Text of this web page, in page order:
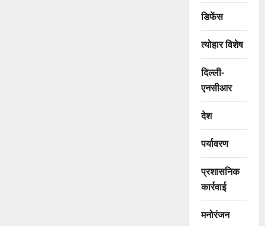
डिफेंस
त्योहार विशेष
दिल्ली-
एनसीआर
देश
पर्यावरण
प्रशासनिक
कार्रवाई
मनोरंजन